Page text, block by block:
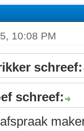
10:08 PM
schreef:
schreef: